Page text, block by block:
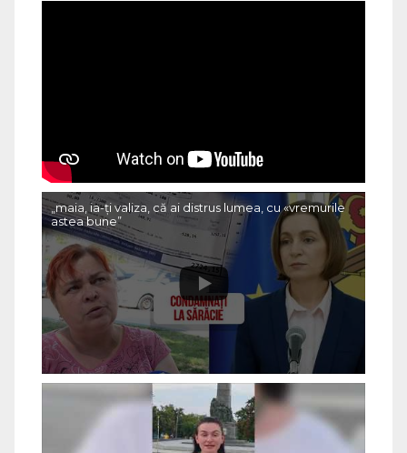
„maia, ia-ți valiza, că ai distrus lumea, cu «vremurile
astea bune”